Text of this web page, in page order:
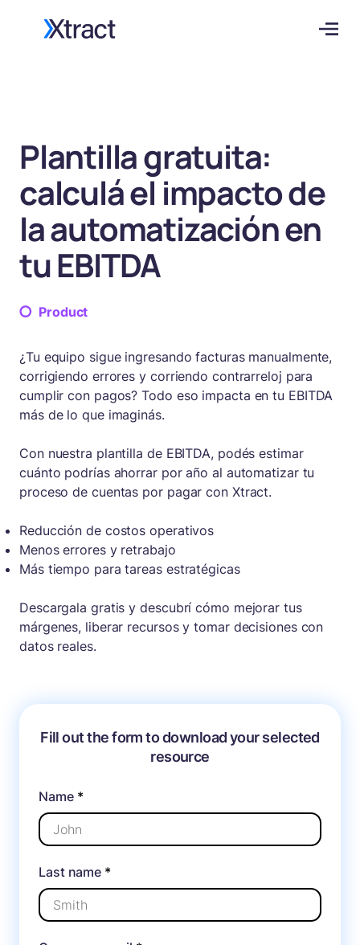
Plantilla gratuita:
calculá el impacto de
la automatización en
tu EBITDA
Product
¿Tu equipo sigue ingresando facturas manualmente,
corrigiendo errores y corriendo contrarreloj para
cumplir con pagos? Todo eso impacta en tu EBITDA
más de lo que imaginás.
Con nuestra plantilla de EBITDA, podés estimar
cuánto podrías ahorrar por año al automatizar tu
proceso de cuentas por pagar con Xtract.
Reducción de costos operativos
Menos errores y retrabajo
Más tiempo para tareas estratégicas
Descargala gratis y descubrí cómo mejorar tus
márgenes, liberar recursos y tomar decisiones con
datos reales.
Fill out the form to download your selected
resource
Name *
Last name *